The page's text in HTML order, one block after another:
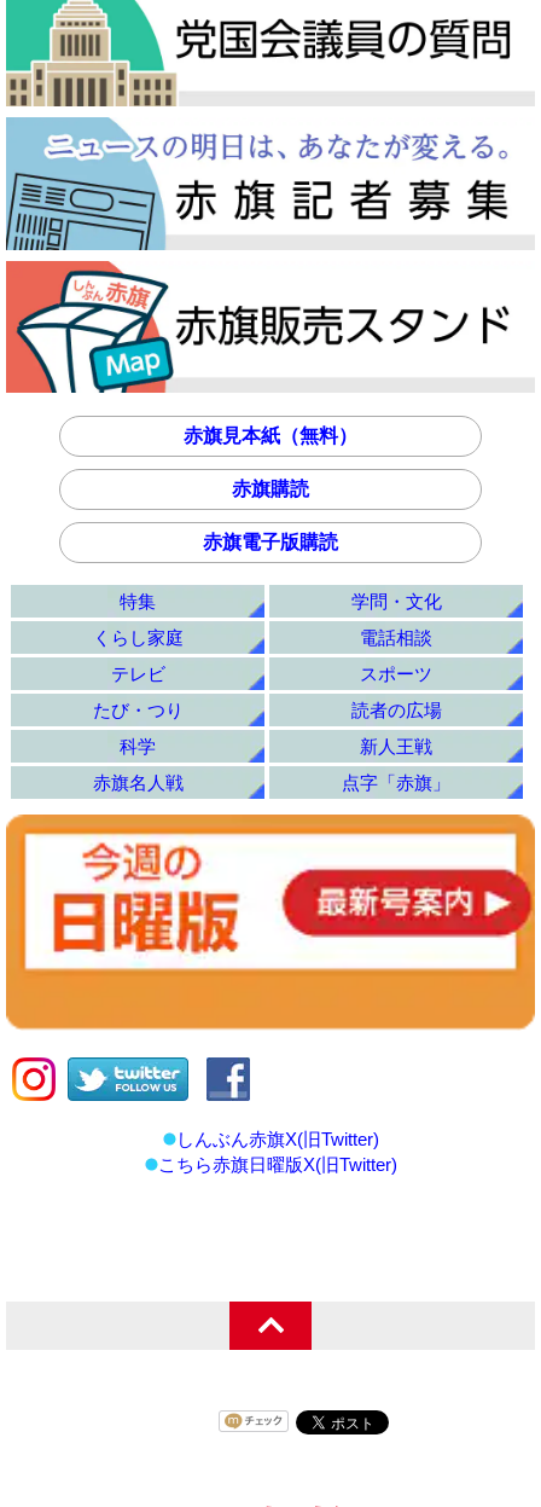
赤旗見本紙（無料）
赤旗購読
赤旗電子版購読
特集
学問・文化
くらし家庭
電話相談
テレビ
スポーツ
たび・つり
読者の広場
科学
新人王戦
赤旗名人戦
点字「赤旗」
しんぶん赤旗X(旧Twitter)
こちら赤旗日曜版X(旧Twitter)